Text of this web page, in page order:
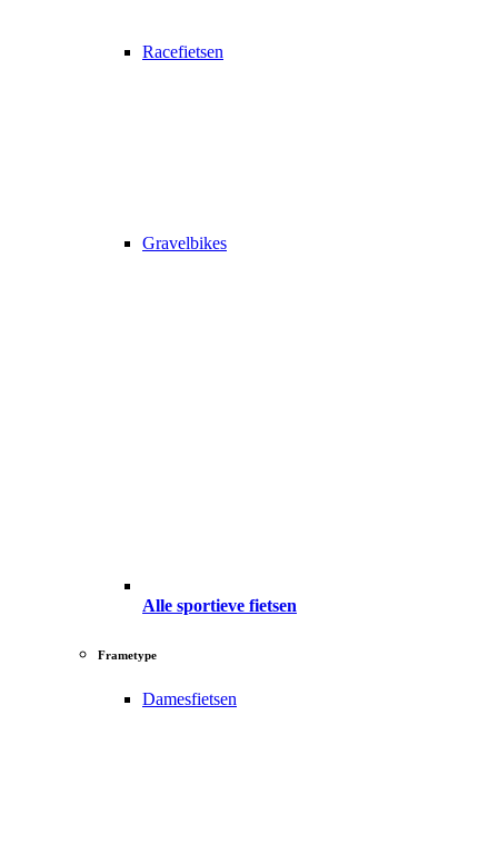
Racefietsen
Gravelbikes
Alle sportieve fietsen
Frametype
Damesfietsen